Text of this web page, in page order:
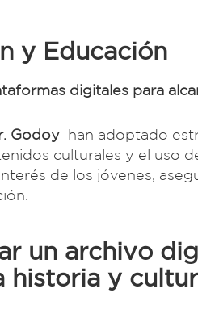
y Educación
digitales para
Godoy han adoptado
culturales y el uso
de los jóvenes,
un archivo
historia y